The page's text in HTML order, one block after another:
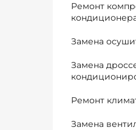
Ремонт
Замена
Замена
Ремонт
Замена